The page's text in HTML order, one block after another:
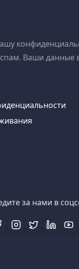
Ваши данные
за нами в